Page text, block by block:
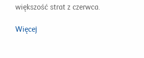
większość strat z czerwca.
Więcej